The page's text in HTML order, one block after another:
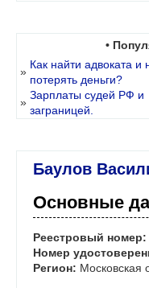
•
»
Как найти адвоката и
потерять деньги?
»
Зарплаты судей РФ и
заграницей.
Баулов
Основные
Реестровый номер:
Номер
Регион: Московская